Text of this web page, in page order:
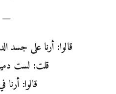
—
قالوا: أرنا على جسد
قلت: لست
قالوا: أرنا